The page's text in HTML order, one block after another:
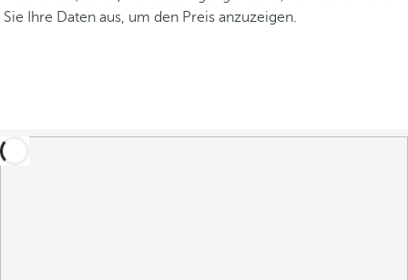
Sie Ihre Daten aus, um den Preis anzuzeigen.